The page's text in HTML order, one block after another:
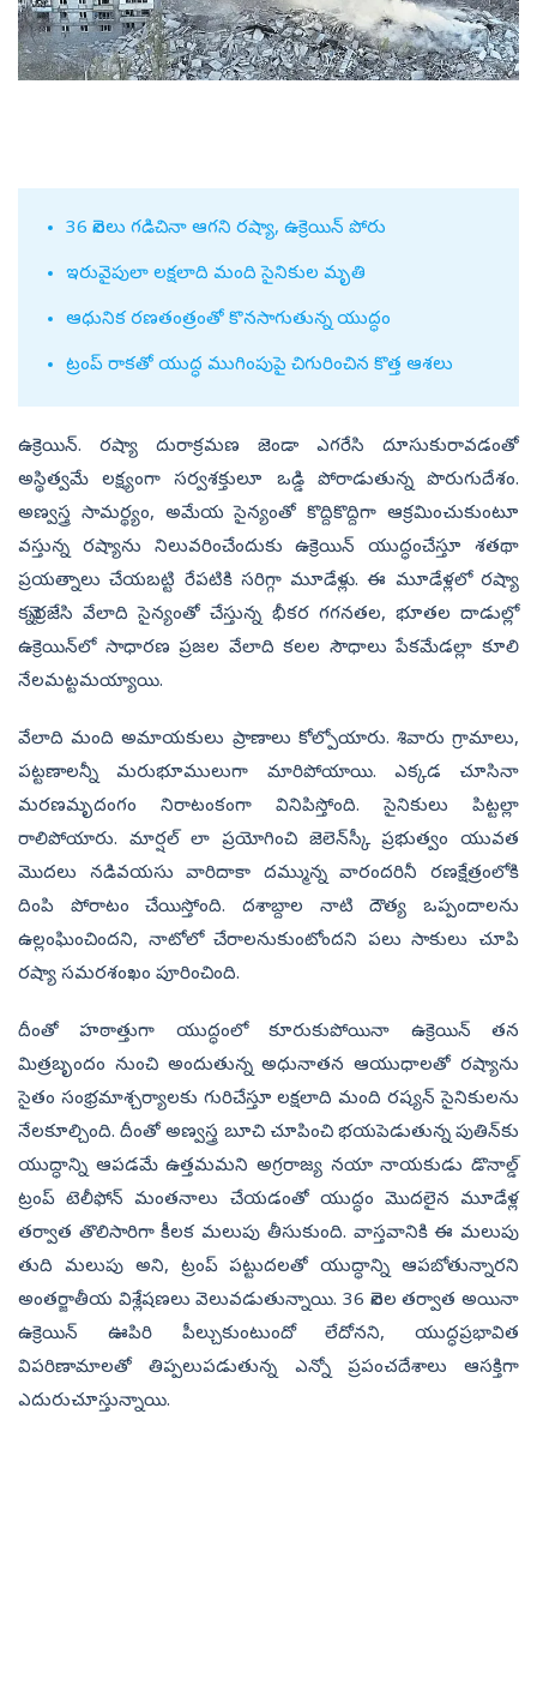
36 నెలలు గడిచినా ఆగని రష్యా, ఉక్రెయిన్‌ పోరు
ఇరువైపులా లక్షలాది మంది సైనికుల మృతి
ఆధునిక రణతంత్రంతో కొనసాగుతున్న యుద్ధం
ట్రంప్‌ రాకతో యుద్ధ ముగింపుపై చిగురించిన కొత్త ఆశలు
ఉక్రెయిన్‌. రష్యా దురాక్రమణ జెండా ఎగరేసి దూసుకురావడంతో
అస్థిత్వమే లక్ష్యంగా సర్వశక్తులూ ఒడ్డి పోరాడుతున్న పొరుగుదేశం.
అణ్వస్త్ర సామర్థ్యం, అమేయ సైన్యంతో కొద్దికొద్దిగా ఆక్రమించుకుంటూ
వస్తున్న రష్యాను నిలువరించేందుకు ఉక్రెయిన్‌ యుద్ధంచేస్తూ శతథా
ప్రయత్నాలు చేయబట్టి రేపటికి సరిగ్గా మూడేళ్లు. ఈ మూడేళ్లలో రష్యా
కన్నెర్రజేసి వేలాది సైన్యంతో చేస్తున్న భీకర గగనతల, భూతల దాడుల్లో
ఉక్రెయిన్‌లో సాధారణ ప్రజల వేలాది కలల సౌధాలు పేకమేడల్లా కూలి
నేలమట్టమయ్యాయి.
వేలాది మంది అమాయకులు ప్రాణాలు కోల్పోయారు. శివారు గ్రామాలు,
పట్టణాలన్నీ మరుభూములుగా మారిపోయాయి. ఎక్కడ చూసినా
మరణమృదంగం నిరాటంకంగా వినిపిస్తోంది. సైనికులు పిట్టల్లా
రాలిపోయారు. మార్షల్‌ లా ప్రయోగించి జెలెన్‌స్కీ ప్రభుత్వం యువత
మొదలు నడివయసు వారిదాకా దమ్మున్న వారందరినీ రణక్షేత్రంలోకి
దింపి పోరాటం చేయిస్తోంది. దశాబ్దాల నాటి దౌత్య ఒప్పందాలను
ఉల్లంఘించిందని, నాటోలో చేరాలనుకుంటోందని పలు సాకులు చూపి
రష్యా సమరశంఖం పూరించింది.
దీంతో హఠాత్తుగా యుద్ధంలో కూరుకుపోయినా ఉక్రెయిన్‌ తన
మిత్రబృందం నుంచి అందుతున్న అధునాతన ఆయుధాలతో రష్యాను
సైతం సంభ్రమాశ్చర్యాలకు గురిచేస్తూ లక్షలాది మంది రష్యన్‌ సైనికులను
నేలకూల్చింది. దీంతో అణ్వస్త్ర బూచి చూపించి భయపెడుతున్న పుతిన్‌కు
యుద్ధాన్ని ఆపడమే ఉత్తమమని అగ్రరాజ్య నయా నాయకుడు డొనాల్డ్‌
ట్రంప్‌ టెలీఫోన్‌ మంతనాలు చేయడంతో యుద్ధం మొదలైన మూడేళ్ల
తర్వాత తొలిసారిగా కీలక మలుపు తీసుకుంది. వాస్తవానికి ఈ మలుపు
తుది మలుపు అని, ట్రంప్‌ పట్టుదలతో యుద్ధాన్ని ఆపబోతున్నారని
అంతర్జాతీయ విశ్లేషణలు వెలువడుతున్నాయి. 36 నెలల తర్వాత అయినా
ఉక్రెయిన్‌ ఊపిరి పీల్చుకుంటుందో లేదోనని, యుద్ధప్రభావిత
విపరిణామాలతో తిప్పలుపడుతున్న ఎన్నో ప్రపంచదేశాలు ఆసక్తిగా
ఎదురుచూస్తున్నాయి.